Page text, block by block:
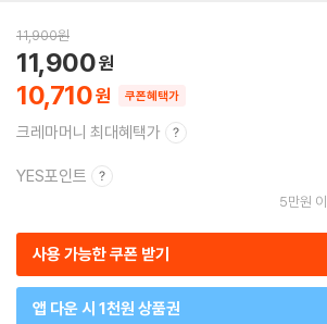
11,900원
10,710
11,900
쿠폰혜택가
크레마머니 최대혜택가
YES포인트
5만원
사용 가능한 쿠폰 받기
앱 다운 시 1천원 상품권